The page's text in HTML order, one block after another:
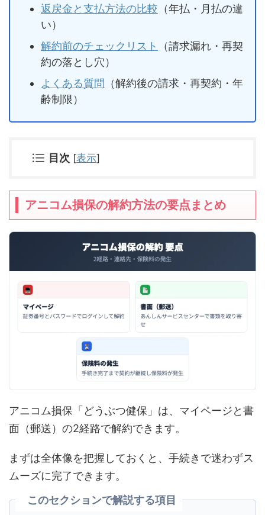
返戻金と支払方法の比較 （年払・月払の違
い）
解約前のチェックリスト
（請求漏れ・再契
約の落とし穴）
よくある質問 （解約後の請求・再契約・年
齢制限）
目次 [表示]
アニコム損保の解約方法の要点まとめ
アニコム損保「どうぶつ健保」は、マイページと書
面（郵送）の2経路で解約できます。
まずは全体像を把握しておくと、手続きで迷わずス
ムーズに完了できます。
このセクションで解説する項目